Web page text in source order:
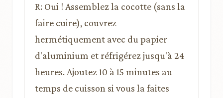
R: Oui ! Assemblez la cocotte (sans la
faire cuire), couvrez
hermétiquement avec du papier
d'aluminium et réfrigérez jusqu'à 24
heures. Ajoutez 10 à 15 minutes au
temps de cuisson si vous la faites